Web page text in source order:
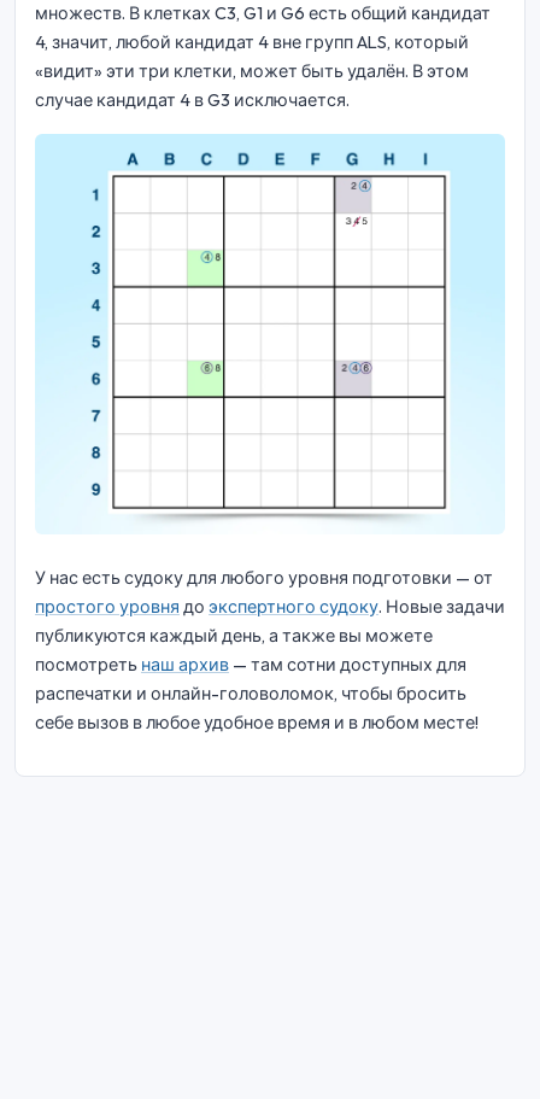
множеств. В клетках C3, G1 и G6 есть общий кандидат
4, значит, любой кандидат 4 вне групп ALS, который
«видит» эти три клетки, может быть удалён. В этом
случае кандидат 4 в G3 исключается.
У нас есть судоку для любого уровня подготовки — от
простого уровня до экспертного судоку. Новые задачи
публикуются каждый день, а также вы можете
посмотреть наш архив — там сотни доступных для
распечатки и онлайн-головоломок, чтобы бросить
себе вызов в любое удобное время и в любом месте!